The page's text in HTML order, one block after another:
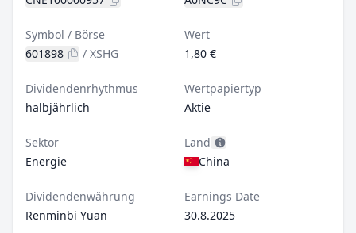
Symbol / Börse
601898
/ XSHG
Wert
1,80 €
Dividendenrhythmus
halbjährlich
Wertpapiertyp
Aktie
Sektor
Energie
Land
China
Dividendenwährung
Renminbi Yuan
Earnings Date
30.8.2025